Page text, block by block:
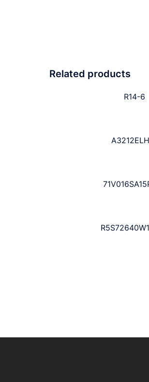
Related products
R14-6